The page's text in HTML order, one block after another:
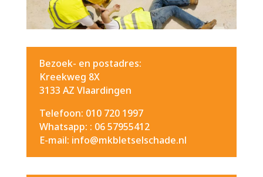
Bezoek- en postadres:
Kreekweg 8X
3133 AZ Vlaardingen
Telefoon: 010 720 1997
Whatsapp: : 06 57955412
E-mail: info@mkbletselschade.nl